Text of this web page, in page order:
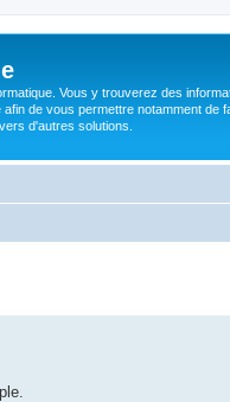
Vous y trouverez des
de vous permettre notamment de
d'autres solutions.